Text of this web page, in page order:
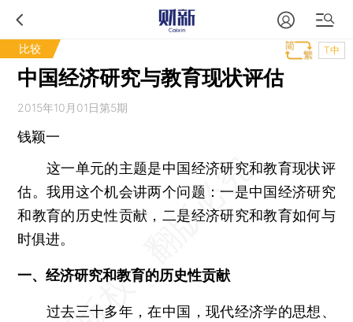
比较 T中
中国经济研究与教育现状评估
2015年10月01日第5期
钱颖一
这一单元的主题是中国经济研究和教育现状评
估。我用这个机会讲两个问题：一是中国经济研究
和教育的历史性贡献，二是经济研究和教育如何与
时俱进。
一、经济研究和教育的历史性贡献
过去三十多年，在中国，现代经济学的思想、